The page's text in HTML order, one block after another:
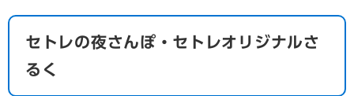
セトレの夜さんぽ・セトレオリジナルさ
るく